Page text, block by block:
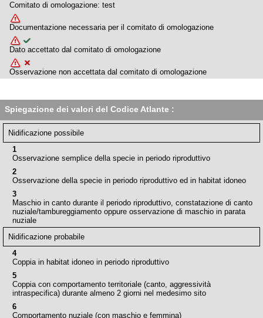
Comitato di omologazione: test
Documentazione necessaria per il comitato di omologazione
Dato accettato dal comitato di omologazione
Osservazione non accettata dal comitato di omologazione
Spiegazione dei valori del Codice Atlante :
Nidificazione possibile
1
Osservazione semplice della specie in periodo riproduttivo
2
Osservazione della specie in periodo riproduttivo ed in habitat idoneo
3
Maschio in canto durante il periodo riproduttivo, constatazione di canto
nuziale/tambureggiamento oppure osservazione di maschio in parata
nuziale
Nidificazione probabile
4
Coppia in habitat idoneo in periodo riproduttivo
5
Coppia con comportamento territoriale (canto, aggressività
intraspecifica) durante almeno 2 giorni nel medesimo sito
6
Comportamento nuziale (con maschio e femmina)